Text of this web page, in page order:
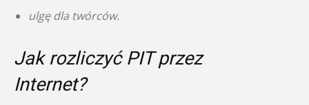
ulgę dla twórców.
Jak rozliczyć PIT przez
Internet?